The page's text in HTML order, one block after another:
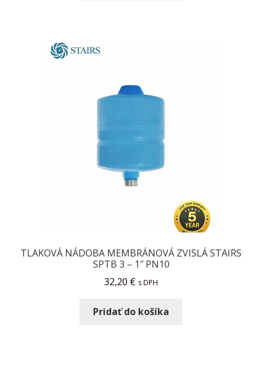
TLAKOVÁ NÁDOBA MEMBRÁNOVÁ ZVISLÁ STAIRS
SPTB 3 – 1″ PN10
32,20 € s DPH
Pridať do košíka